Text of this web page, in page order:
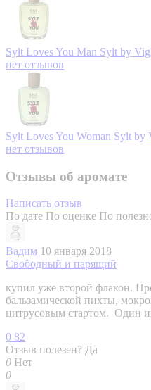
Sylt Loves You Man Sylt by
нет отзывов
Sylt Loves You Woman Sylt by
нет отзывов
Отзывы об аромате
Написать отзыв
По дате По оценке По
Вадим 10 января 2018
Свободный и парящий
купил уже второй флакон.
бальзамической пихты,
цитрусовым стартом. Один
0 82
Отзыв полезен? Да
0 Нет
0